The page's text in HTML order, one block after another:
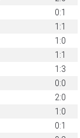
0:1
1:1
1:0
1:1
1:3
0:0
2:0
1:0
0:1